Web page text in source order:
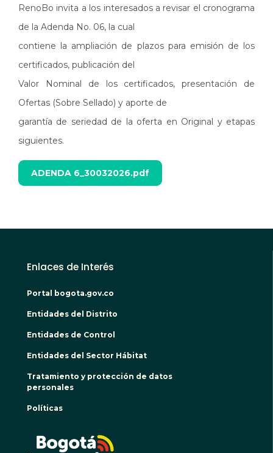
RenoBo invita a los interesados a revisar el cronograma
de la Adenda No. 06, la cual
contiene la ampliación de plazos para emisión de los
certificados, publicación del
Valor Nominal de los certificados, presentación de
Ofertas (Sobre Sellado) y aporte de
garantía de seriedad de la oferta en Original y etapas
siguientes.
Documento
ADENDA 6_30032026.pdf
Enlaces de Interés
Portal bogota.gov.co
Entidades del Distrito
Entidades de Control
Entidades del Sector Hábitat
Tratamiento y protección de datos
personales
Políticas